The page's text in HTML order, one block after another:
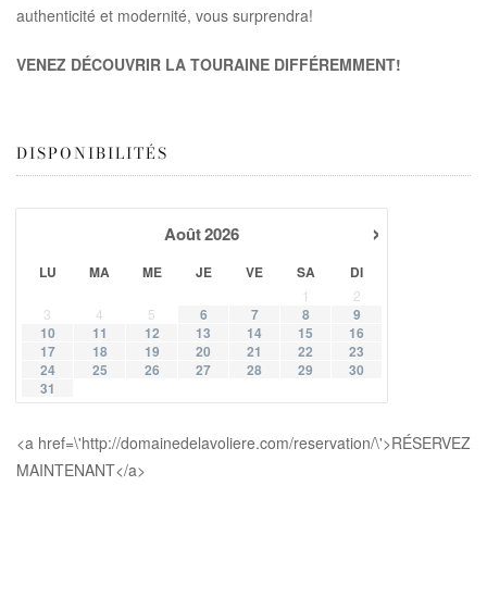
authenticité et modernité, vous surprendra!
VENEZ DÉCOUVRIR LA TOURAINE DIFFÉREMMENT!
DISPONIBILITÉS
›
Août2026
LU MA ME JE VE SA DI
1
2
3
4 5 6 7 8
9
10
11 12 13 14 15
16
17
18 19 20 21 22
23
24
25 26 27 28 29
30
31
<a href=\'http://domainedelavoliere.com/reservation/\'>RÉSERVEZ
MAINTENANT</a>